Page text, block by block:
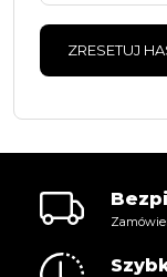
ZRESETUJ